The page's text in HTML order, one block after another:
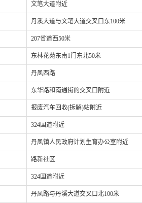
文笔大道附近
丹溪大道与文笔大道交叉口东100米
207省道西50米
东林花苑东南1门东北50米
丹凤西路
东华路和南通街的交叉口附近
报废汽车回收(拆解)站附近
324国道附近
丹凤镇人民政府计划生育办公室附近
路新社区
324国道附近
丹凤路与丹溪大道交叉口北100米